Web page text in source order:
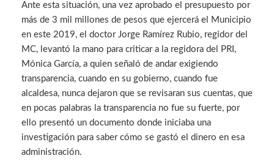
Ante esta situación, una vez aprobado el presupuesto por
más de 3 mil millones de pesos que ejercerá el Municipio
en este 2019, el doctor Jorge Ramírez Rubio, regidor del
MC, levantó la mano para criticar a la regidora del PRI,
Mónica García, a quien señaló de andar exigiendo
transparencia, cuando en su gobierno, cuando fue
alcaldesa, nunca dejaron que se revisaran sus cuentas, que
en pocas palabras la transparencia no fue su fuerte, por
ello presentó un documento donde iniciaba una
investigación para saber cómo se gastó el dinero en esa
administración.